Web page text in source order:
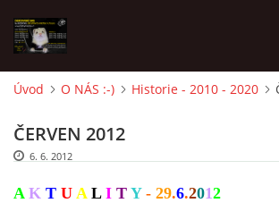
FRETKY V ÚTULKU
Úvod O NÁS :-) Historie - 2010 - 2020
ČERVEN 2012
6. 6. 2012
AK T U A L I T Y- 29.6.2012